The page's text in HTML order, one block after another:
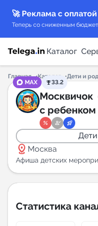
🚀 Реклама с
Теперь со сниженным
Каталог
Каталог каналов
Каталог ботов
Горящие
New
Аналитика MAX
Главная Каталог Дети и
MAX
33.2
Москвичок
с
distance Москва
Афиша детских
Статистика